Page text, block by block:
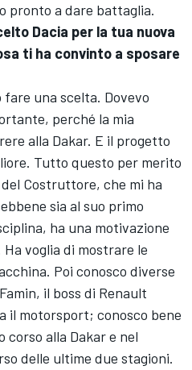
pronto a dare battaglia.
Dacia per la tua nuova
ti ha convinto a sposare
una scelta. Dovevo
perché la mia
alla Dakar. E il progetto
Tutto questo per merito
Costruttore, che mi ha
sia al suo primo
ha una motivazione
voglia di mostrare le
Poi conosco diverse
il boss di Renault
il motorsport; conosco bene
corso alla Dakar e nel
delle ultime due stagioni.